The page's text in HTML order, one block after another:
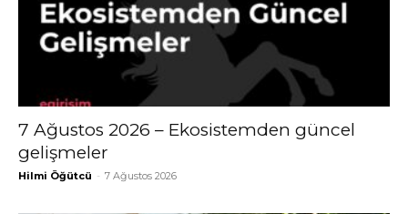
7 Ağustos 2026 – Ekosistemden güncel
gelişmeler
Hilmi Öğütcü - 7 Ağustos 2026